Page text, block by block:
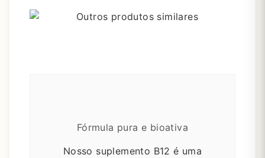
Fórmula pura e bioativa
Nosso suplemento B12 é uma